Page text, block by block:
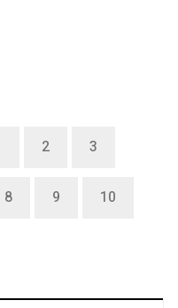
2 3
8 9 10